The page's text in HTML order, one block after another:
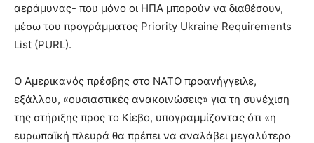
αεράμυνας- που μόνο οι ΗΠΑ μπορούν να διαθέσουν,
μέσω του προγράμματος Priority Ukraine Requirements
List (PURL).
Ο Αμερικανός πρέσβης στο ΝΑΤΟ προανήγγειλε,
εξάλλου, «ουσιαστικές ανακοινώσεις» για τη συνέχιση
της στήριξης προς το Κίεβο, υπογραμμίζοντας ότι «η
ευρωπαϊκή πλευρά θα πρέπει να αναλάβει μεγαλύτερο